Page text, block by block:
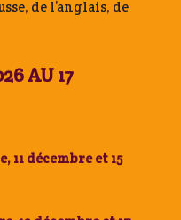
de l’anglais, de
AU 17
11 décembre et 15